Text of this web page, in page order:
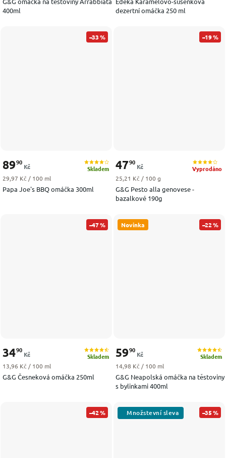
400ml
dezertní omáčka 250 ml
–33 %
Papa Joe's BBQ omáčka 300ml
Skladem
8990
Kč
Měrná cena:
29,97 Kč / 100 ml
–19 %
G&G Pesto alla genovese -
bazalkové 190g
Vyprodáno
4790
Kč
Měrná cena:
25,21 Kč / 100 g
–47 %
G&G Česneková omáčka 250ml
Skladem
3490
Kč
Měrná cena:
13,96 Kč / 100 ml
Novinka –22 %
G&G Neapolská omáčka na těstoviny
s bylinkami 400ml
Skladem
5990
Kč
Měrná cena:
14,98 Kč / 100 ml
–42 % –35 %